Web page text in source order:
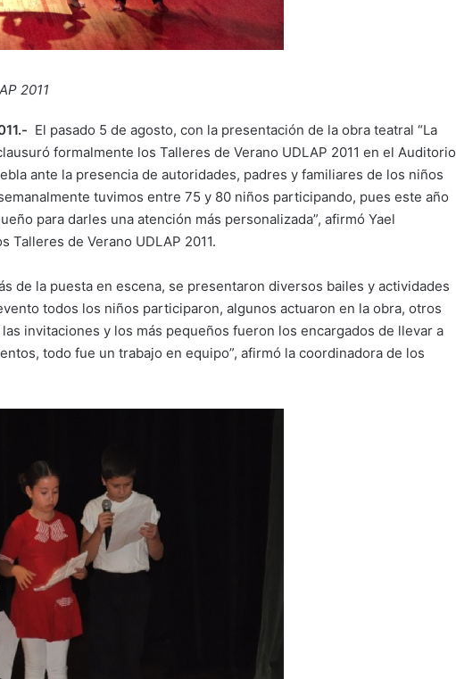
2011
El pasado 5 de agosto, con la presentación de la obra teatral “La
formalmente los Talleres de Verano UDLAP 2011 en el Auditorio
ante la presencia de autoridades, padres y familiares de los niños
tuvimos entre 75 y 80 niños participando, pues este año
para darles una atención más personalizada”, afirmó Yael
Talleres de Verano UDLAP 2011.
de la puesta en escena, se presentaron diversos bailes y actividades
todos los niños participaron, algunos actuaron en la obra, otros
invitaciones y los más pequeños fueron los encargados de llevar a
todo fue un trabajo en equipo”, afirmó la coordinadora de los